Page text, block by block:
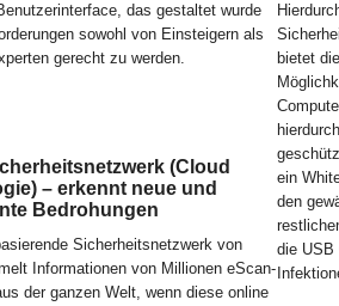
das gestaltet wurde
sowohl von Einsteigern als
gerecht zu werden.
(Cloud
– erkennt neue und
Bedrohungen
Sicherheitsnetzwerk von
Informationen von Millionen eScan-
der ganzen Welt, wenn diese online
bietet
ein
den
die USB